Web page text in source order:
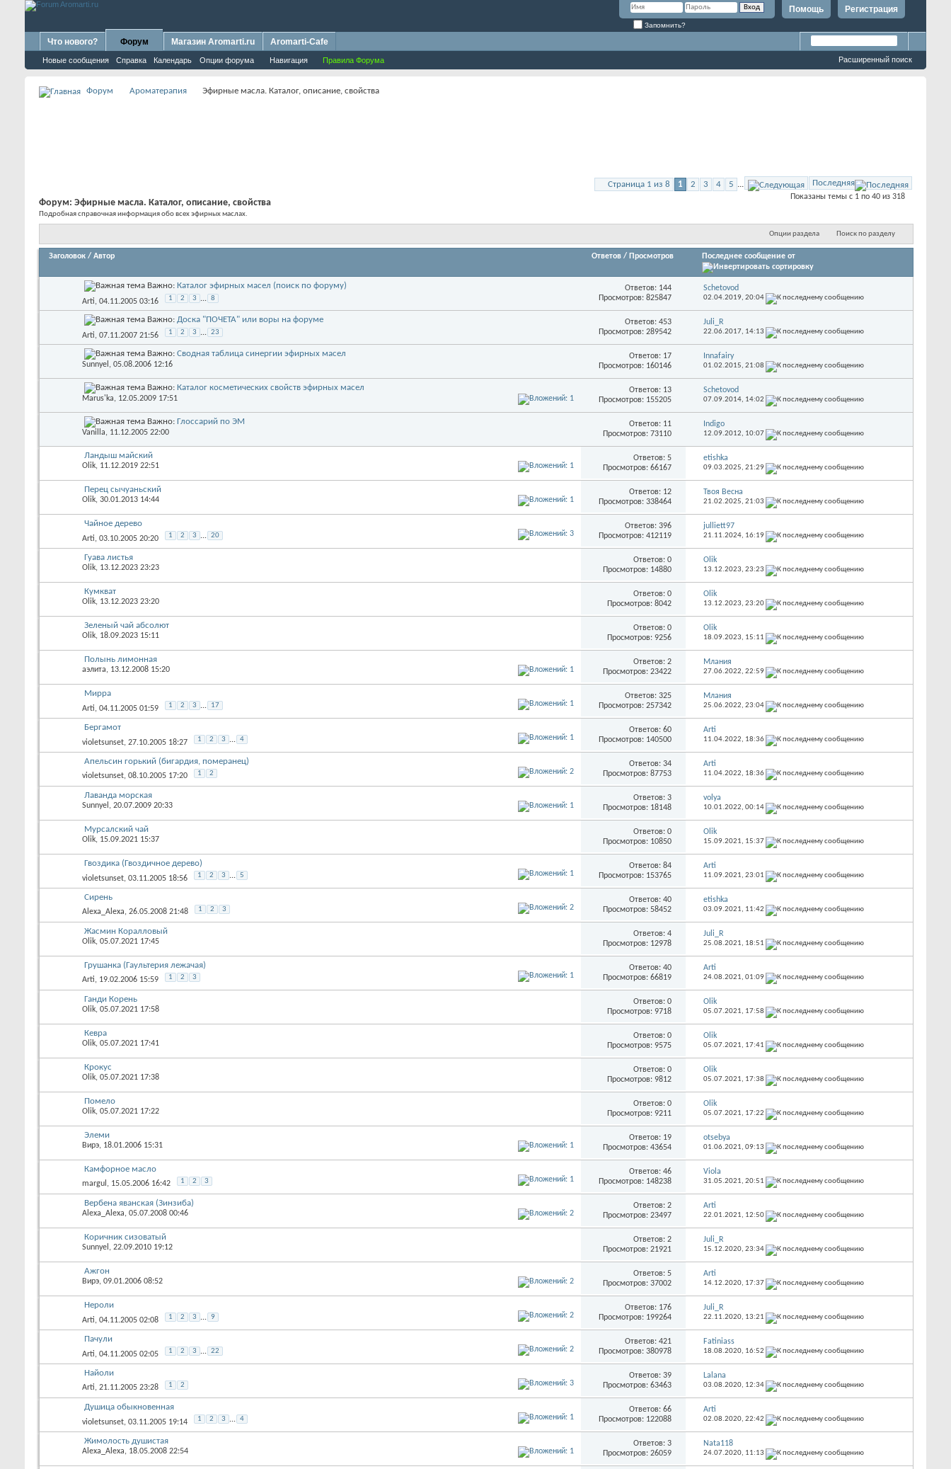
Регистрация
Помощь
Запомнить?
Что нового? Форум
Новые сообщения Справка Календарь Опции форума Навигация Правила Форума
Магазин Aromarti.ru Aromarti-Cafe
Расширенный поиск
Форум Ароматерапия Эфирные масла. Каталог, описание, свойства
Страница 1 из 8 1 2 3 4 5 ... Последняя
Показаны темы с 1 по 40 из 318
Форум: Эфирные масла. Каталог, описание, свойства
Подробная справочная информация обо всех эфирных маслах.
Опции раздела Поиск по разделу
Заголовок / Автор Ответов / Просмотров Последнее сообщение от
Важно: Каталог эфирных масел (поиск по форуму)
Arti, 04.11.2005 03:16 1 2 3 ... 8
Ответов: 144
Просмотров: 825847
Schetovod
02.04.2019, 20:04
Важно: Доска "ПОЧЕТА" или воры на форуме
Arti, 07.11.2007 21:56 1 2 3 ... 23
Ответов: 453
Просмотров: 289542
Juli_R
22.06.2017, 14:13
Важно: Сводная таблица синергии эфирных масел
Sunnyel , 05.08.2006 12:16
Ответов: 17
Просмотров: 160146
Innafairy
01.02.2015, 21:08
Важно: Каталог косметических свойств эфирных масел
Marus'ka, 12.05.2009 17:51
Ответов: 13
Просмотров: 155205
Schetovod
07.09.2014, 14:02
Важно: Глоссарий по ЭМ
Vanilla, 11.12.2005 22:00
Ответов: 11
Просмотров: 73110
Indigo
12.09.2012, 10:07
Ландыш майский
Olik, 11.12.2019 22:51
Ответов: 5
Просмотров: 66167
etishka
09.03.2025, 21:29
Перец сычуаньский
Olik, 30.01.2013 14:44
Ответов: 12
Просмотров: 338464
Твоя Весна
21.02.2025, 21:03
Чайное дерево
Arti, 03.10.2005 20:20 1 2 3 ... 20
Ответов: 396
Просмотров: 412119
julliett97
21.11.2024, 16:19
Гуава листья
Olik, 13.12.2023 23:23
Ответов: 0
Просмотров: 14880
Olik
13.12.2023, 23:23
Кумкват
Olik, 13.12.2023 23:20
Ответов: 0
Просмотров: 8042
Olik
13.12.2023, 23:20
Зеленый чай абсолют
Olik, 18.09.2023 15:11
Ответов: 0
Просмотров: 9256
Olik
18.09.2023, 15:11
Полынь лимонная
аэлита, 13.12.2008 15:20
Ответов: 2
Просмотров: 23422
Млания
27.06.2022, 22:59
Мирра
Arti, 04.11.2005 01:59 1 2 3 ... 17
Ответов: 325
Просмотров: 257342
Млания
25.06.2022, 23:04
Бергамот
violetsunset, 27.10.2005 18:27 1 2 3 ... 4
Ответов: 60
Просмотров: 140500
Arti
11.04.2022, 18:36
Апельсин горький (бигардия, померанец)
violetsunset, 08.10.2005 17:20 1 2
Ответов: 34
Просмотров: 87753
Arti
11.04.2022, 18:36
Лаванда морская
Sunnyel , 20.07.2009 20:33
Ответов: 3
Просмотров: 18148
volya
10.01.2022, 00:14
Мурсалский чай
Olik, 15.09.2021 15:37
Ответов: 0
Просмотров: 10850
Olik
15.09.2021, 15:37
Гвоздика (Гвоздичное дерево)
violetsunset, 03.11.2005 18:56 1 2 3 ... 5
Ответов: 84
Просмотров: 153765
Arti
11.09.2021, 23:01
Сирень
Alexa_Alexa, 26.05.2008 21:48 1 2 3
Ответов: 40
Просмотров: 58452
etishka
03.09.2021, 11:42
Жасмин Коралловый
Olik, 05.07.2021 17:45
Ответов: 4
Просмотров: 12978
Juli_R
25.08.2021, 18:51
Грушанка (Гаультерия лежачая)
Arti, 19.02.2006 15:59 1 2 3
Ответов: 40
Просмотров: 66819
Arti
24.08.2021, 01:09
Ганди Корень
Olik, 05.07.2021 17:58
Ответов: 0
Просмотров: 9718
Olik
05.07.2021, 17:58
Кевра
Olik, 05.07.2021 17:41
Ответов: 0
Просмотров: 9575
Olik
05.07.2021, 17:41
Крокус
Olik, 05.07.2021 17:38
Ответов: 0
Просмотров: 9812
Olik
05.07.2021, 17:38
Помело
Olik, 05.07.2021 17:22
Ответов: 0
Просмотров: 9211
Olik
05.07.2021, 17:22
Элеми
Вирэ, 18.01.2006 15:31
Ответов: 19
Просмотров: 43654
otsebya
01.06.2021, 09:13
Камфорное масло
margul , 15.05.2006 16:42 1 2 3
Ответов: 46
Просмотров: 148238
Viola
31.05.2021, 20:51
Вербена яванская (Зинзиба)
Alexa_Alexa, 05.07.2008 00:46
Ответов: 2
Просмотров: 23497
Arti
22.01.2021, 12:50
Коричник сизоватый
Sunnyel , 22.09.2010 19:12
Ответов: 2
Просмотров: 21921
Juli_R
15.12.2020, 23:34
Ажгон
Вирэ, 09.01.2006 08:52
Ответов: 5
Просмотров: 37002
Arti
14.12.2020, 17:37
Нероли
Arti, 04.11.2005 02:08 1 2 3 ... 9
Ответов: 176
Просмотров: 199264
Juli_R
22.11.2020, 13:21
Пачули
Arti, 04.11.2005 02:05 1 2 3 ... 22
Ответов: 421
Просмотров: 380978
Fatiniass
18.08.2020, 16:52
Найоли
Arti, 21.11.2005 23:28 1 2
Ответов: 39
Просмотров: 63463
Lalana
03.08.2020, 12:34
Душица обыкновенная
violetsunset, 03.11.2005 19:14 1 2 3 ... 4
Ответов: 66
Просмотров: 122088
Arti
02.08.2020, 22:42
Жимолость душистая
Alexa_Alexa, 18.05.2008 22:54
Ответов: 3
Просмотров: 26059
Nata118
24.07.2020, 11:13